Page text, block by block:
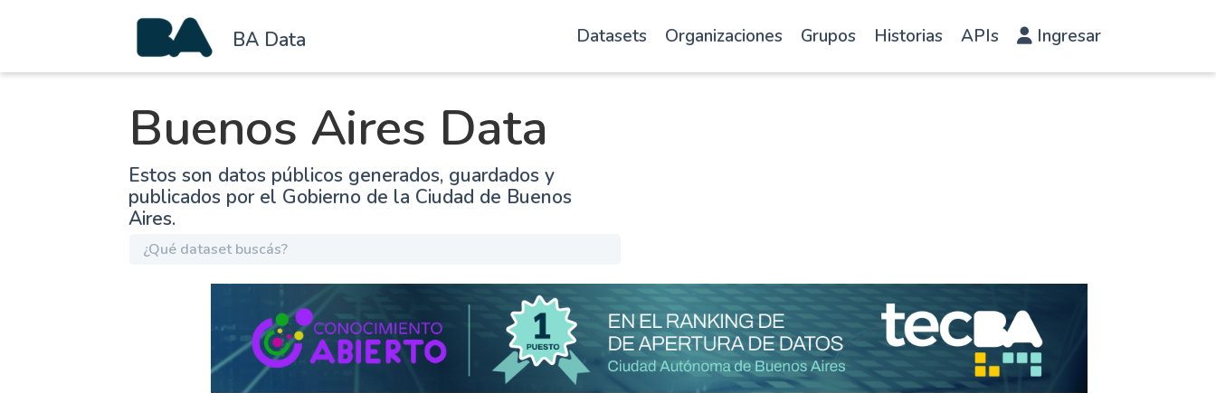
BA Data Datasets Organizaciones Grupos Historias APIs Ingresar
Buenos Aires Data
Estos son datos públicos generados, guardados y
publicados por el Gobierno de la Ciudad de Buenos
Aires.